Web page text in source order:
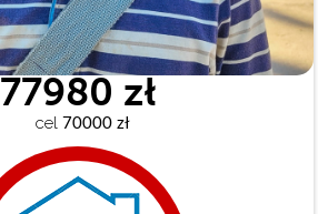
77980 zł
cel 70000 zł